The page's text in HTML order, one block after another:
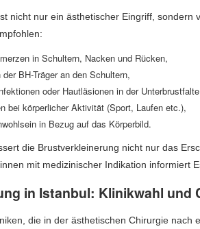
nicht nur ein ästhetischer Eingriff,
in Schultern, Nacken und Rücken,
BH-Träger an den Schultern,
oder Hautläsionen in der
bei körperlicher Aktivität (Sport, Laufen etc.),
in Bezug auf das Körperbild.
die Brustverkleinerung nicht nur das
mit medizinischer Indikation informiert
in Istanbul: Klinikwahl und
die in der ästhetischen Chirurgie